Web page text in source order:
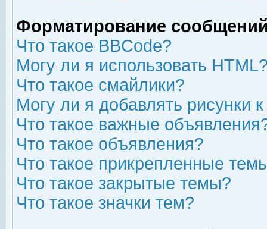
Форматирование
Что такое BBCode?
Могу ли я использовать
Что такое смайлики?
Могу ли я добавлять рисунки
Что такое важные
Что такое объявления?
Что такое прикрепленные
Что такое закрытые темы?
Что такое значки тем?